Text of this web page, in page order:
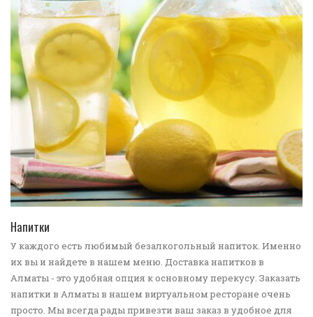
Напитки
У каждого есть любимый безалкогольный напиток. Именно
их вы и найдете в нашем меню. Доставка напитков в
Алматы - это удобная опция к основному перекусу. Заказать
напитки в Алматы в нашем виртуальном ресторане очень
просто. Мы всегда рады привезти ваш заказ в удобное для